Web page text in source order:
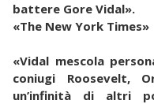
battere Gore Vidal».
«The New York Times»
«Vidal mescola
coniugi Roosevelt,
un’infinità di altri